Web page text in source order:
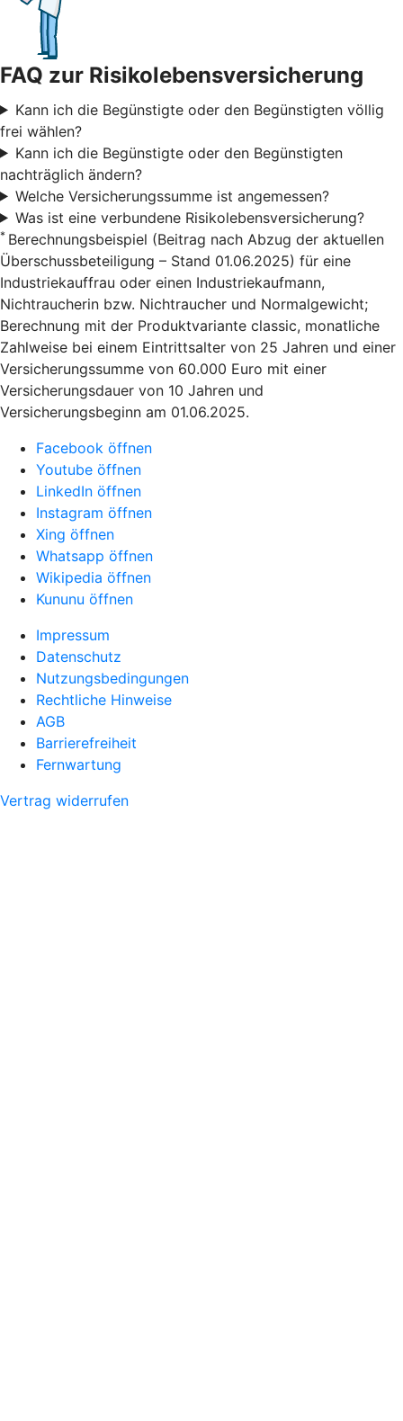
FAQ zur Risikolebensversicherung
Kann ich die Begünstigte oder den Begünstigten völlig
frei wählen?
Kann ich die Begünstigte oder den Begünstigten
nachträglich ändern?
Welche Versicherungssumme ist angemessen?
Was ist eine verbundene Risikolebensversicherung?
* Berechnungsbeispiel (Beitrag nach Abzug der aktuellen
Überschussbeteiligung – Stand 01.06.2025) für eine
Industriekauffrau oder einen Industriekaufmann,
Nichtraucherin bzw. Nichtraucher und Normalgewicht;
Berechnung mit der Produktvariante classic, monatliche
Zahlweise bei einem Eintrittsalter von 25 Jahren und einer
Versicherungssumme von 60.000 Euro mit einer
Versicherungsdauer von 10 Jahren und
Versicherungsbeginn am 01.06.2025.
Facebook öffnen
Youtube öffnen
LinkedIn öffnen
Instagram öffnen
Xing öffnen
Whatsapp öffnen
Wikipedia öffnen
Kununu öffnen
Impressum
Datenschutz
Nutzungsbedingungen
Rechtliche Hinweise
AGB
Barrierefreiheit
Fernwartung
Vertrag widerrufen